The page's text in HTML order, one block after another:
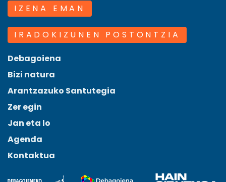
IZENA EMAN
IRADOKIZUNEN POSTONTZIA
Debagoiena
Bizi natura
Arantzazuko Santutegia
Zer egin
Jan eta lo
Agenda
Kontaktua